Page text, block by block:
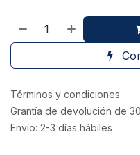
Términos y condiciones
Grantía de devolución de
Envío: 2-3 días hábiles